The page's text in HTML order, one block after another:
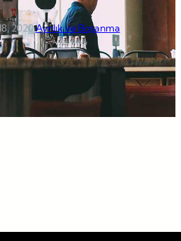
2020·Ayrılık ve Boşanma